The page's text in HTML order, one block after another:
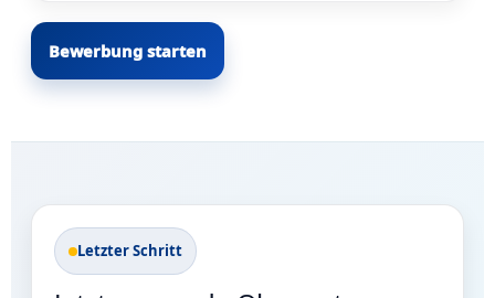
Bewerbung starten
Letzter Schritt